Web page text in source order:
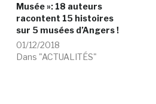
Musée »: 18 auteurs
racontent 15 histoires
sur 5 musées d’Angers !
01/12/2018
Dans "ACTUALITÉS"